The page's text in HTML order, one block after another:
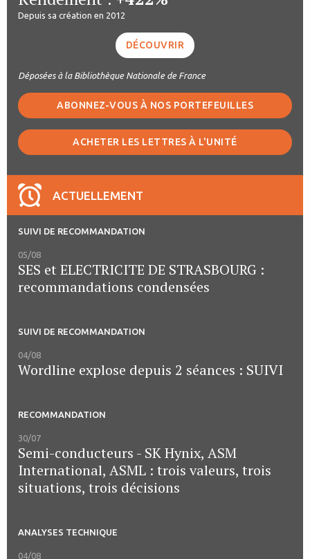
Depuis sa création en 2012
DÉCOUVRIR
Déposées à la Bibliothèque Nationale de France
ABONNEZ-VOUS À NOS PORTEFEUILLES
ACHETER LES LETTRES À L'UNITÉ
ACTUELLEMENT
SUIVI DE RECOMMANDATION
05/08
SES et ELECTRICITE DE STRASBOURG :
recommandations condensées
SUIVI DE RECOMMANDATION
04/08
Wordline explose depuis 2 séances : SUIVI
RECOMMANDATION
30/07
Semi-conducteurs - SK Hynix, ASM
International, ASML : trois valeurs, trois
situations, trois décisions
ANALYSES TECHNIQUE
04/08